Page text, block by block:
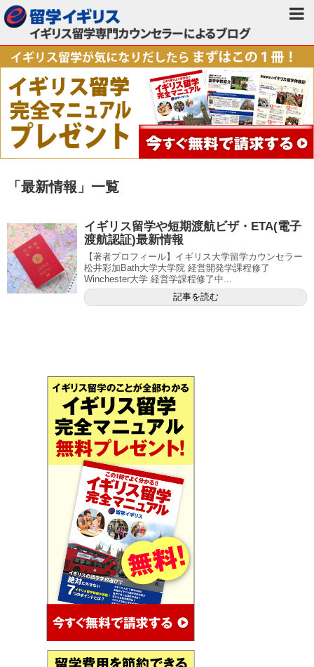
「 最新情報 」 一覧
イギリス留学や短期渡航ビザ・ETA(電子
渡航認証)最新情報
【著者プロフィール】イギリス大学留学カウンセラー
松井彩加Bath大学大学院 経営開発学課程修了
Winchester大学 経営学課程修了中...
記事を読む